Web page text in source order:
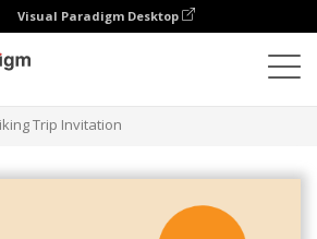
Visual Paradigm Desktop
Trip Invitation